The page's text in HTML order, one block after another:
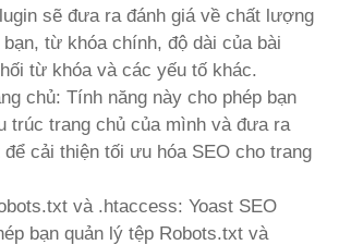
sẽ đưa ra đánh giá về chất lượng
từ khóa chính, độ dài của bài
từ khóa và các yếu tố khác.
chủ: Tính năng này cho phép bạn
trúc trang chủ của mình và đưa ra
cải thiện tối ưu hóa SEO cho trang
và .htaccess: Yoast SEO
bạn quản lý tệp Robots.txt và